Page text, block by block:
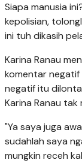
Siapa manusia
kepolisian,
ini tuh dikasih
Karina Ranau
komentar negatif
negatif itu
Karina Ranau tak
"Ya saya juga
sudahlah saya
mungkin receh